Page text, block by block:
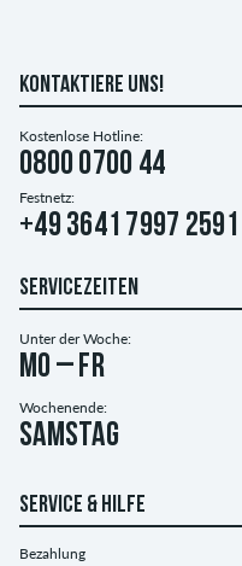
KONTAKTIERE UNS!
Kostenlose Hotline:
0800 0700 44
Festnetz:
+49 3641 7997 2591
SERVICEZEITEN
Unter der Woche:
Mo – Fr
Wochenende:
Samstag
SERVICE & HILFE
Bezahlung